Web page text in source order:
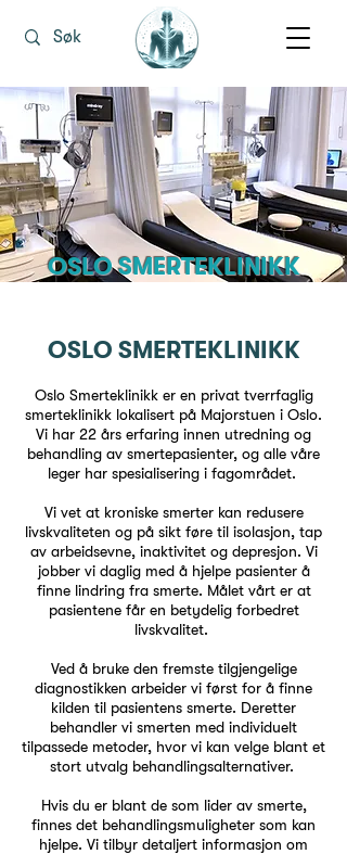
OSLO SMERTEKLINIKK
OSLO SMERTEKLINIKK
Oslo Smerteklinikk er en privat tverrfaglig
smerteklinikk lokalisert på Majorstuen i Oslo.
Vi har 22 års erfaring innen utredning og
behandling av smertepasienter, og alle våre
leger har spesialisering i fagområdet.
Vi vet at kroniske smerter kan redusere
livskvaliteten og på sikt føre til isolasjon, tap
av arbeidsevne, inaktivitet og depresjon. Vi
jobber vi daglig med å hjelpe pasienter å
finne lindring fra smerte. Målet vårt er at
pasientene får en betydelig forbedret
livskvalitet.
Ved å bruke den fremste tilgjengelige
diagnostikken arbeider vi først for å finne
kilden til pasientens smerte. Deretter
behandler vi smerten med individuelt
tilpassede metoder, hvor vi kan velge blant et
stort utvalg behandlingsalternativer.
Hvis du er blant de som lider av smerte,
finnes det behandlingsmuligheter som kan
hjelpe. Vi tilbyr detaljert informasjon om